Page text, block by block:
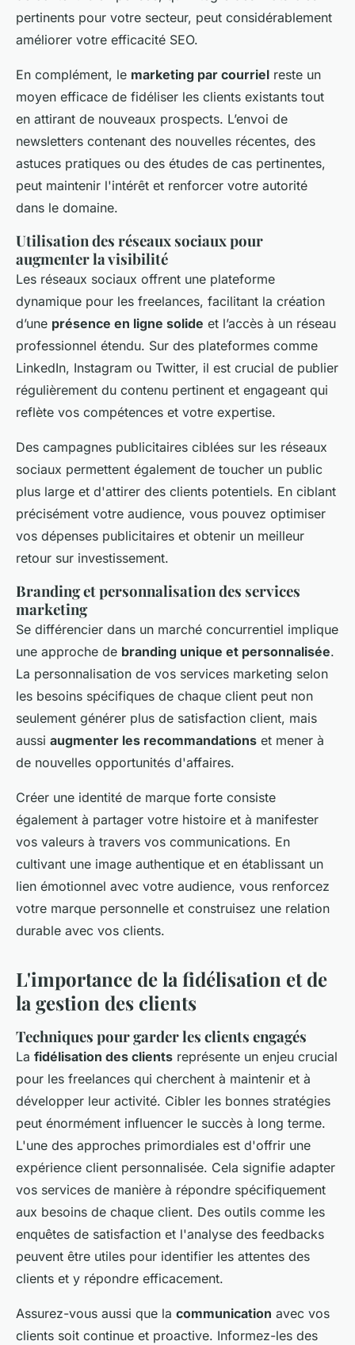
pertinents pour votre secteur, peut considérablement
améliorer votre efficacité SEO.
En complément, le marketing par courriel reste un
moyen efficace de fidéliser les clients existants tout
en attirant de nouveaux prospects. L’envoi de
newsletters contenant des nouvelles récentes, des
astuces pratiques ou des études de cas pertinentes,
peut maintenir l'intérêt et renforcer votre autorité
dans le domaine.
Utilisation des réseaux sociaux pour
augmenter la visibilité
Les réseaux sociaux offrent une plateforme
dynamique pour les freelances, facilitant la création
d’une présence en ligne solide et l’accès à un réseau
professionnel étendu. Sur des plateformes comme
LinkedIn, Instagram ou Twitter, il est crucial de publier
régulièrement du contenu pertinent et engageant qui
reflète vos compétences et votre expertise.
Des campagnes publicitaires ciblées sur les réseaux
sociaux permettent également de toucher un public
plus large et d'attirer des clients potentiels. En ciblant
précisément votre audience, vous pouvez optimiser
vos dépenses publicitaires et obtenir un meilleur
retour sur investissement.
Branding et personnalisation des services
marketing
Se différencier dans un marché concurrentiel implique
une approche de branding unique et personnalisée.
La personnalisation de vos services marketing selon
les besoins spécifiques de chaque client peut non
seulement générer plus de satisfaction client, mais
aussi augmenter les recommandations et mener à
de nouvelles opportunités d'affaires.
Créer une identité de marque forte consiste
également à partager votre histoire et à manifester
vos valeurs à travers vos communications. En
cultivant une image authentique et en établissant un
lien émotionnel avec votre audience, vous renforcez
votre marque personnelle et construisez une relation
durable avec vos clients.
L'importance de la fidélisation et de
la gestion des clients
Techniques pour garder les clients engagés
La fidélisation des clients représente un enjeu crucial
pour les freelances qui cherchent à maintenir et à
développer leur activité. Cibler les bonnes stratégies
peut énormément influencer le succès à long terme.
L'une des approches primordiales est d'offrir une
expérience client personnalisée. Cela signifie adapter
vos services de manière à répondre spécifiquement
aux besoins de chaque client. Des outils comme les
enquêtes de satisfaction et l'analyse des feedbacks
peuvent être utiles pour identifier les attentes des
clients et y répondre efficacement.
Assurez-vous aussi que la communication avec vos
clients soit continue et proactive. Informez-les des